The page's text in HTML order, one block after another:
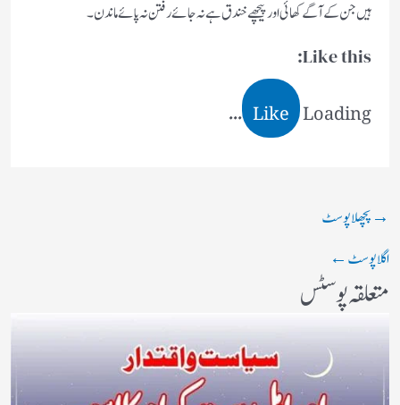
ہیں جن کے آگے کھائی اور پیچھے خندق ہے نہ جائے رفتن نہ پائے ماندن۔
Like this:
Like Loading...
→پچھلا پوسٹ
اگلا پوسٹ←
متعلقہ پوسٹس